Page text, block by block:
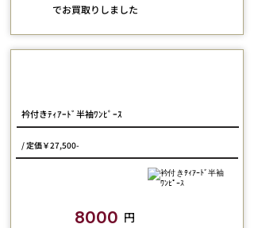
​でお買取りしました
衿付きﾃｨｱｰﾄﾞ半袖ﾜﾝﾋﾟｰｽ
/ 定価￥27,500-
8000 円